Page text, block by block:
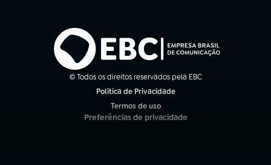
© Todos os direitos reservados pela EBC
Política de Privacidade
Termos de uso
(abre em nova aba)
Preferências de privacidade